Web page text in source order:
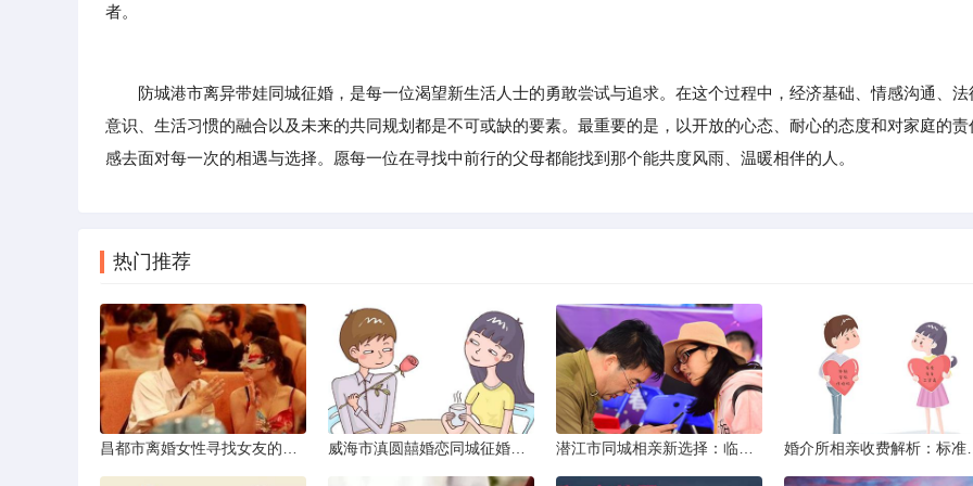
者。
防城港市离异带娃同城征婚，是每一位渴望新生活人士的勇敢尝试与追求。在这个过程中，经济基础、情感沟通、法
意识、生活习惯的融合以及未来的共同规划都是不可或缺的要素。最重要的是，以开放的心态、耐心的态度和对家庭的责
感去面对每一次的相遇与选择。愿每一位在寻找中前行的父母都能找到那个能共度风雨、温暖相伴的人。
热门推荐